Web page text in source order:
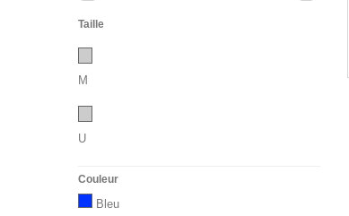
Taille
M
U
Couleur
Bleu